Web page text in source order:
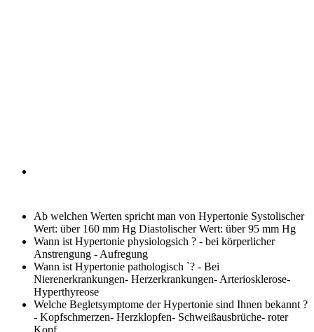
Ab welchen Werten spricht man von Hypertonie Systolischer
Wert: über 160 mm Hg Diastolischer Wert: über 95 mm Hg
Wann ist Hypertonie physiologsich ? - bei körperlicher
Anstrengung - Aufregung
Wann ist Hypertonie pathologisch `? - Bei
Nierenerkrankungen- Herzerkrankungen- Arteriosklerose-
Hyperthyreose
Welche Begletsymptome der Hypertonie sind Ihnen bekannt ?
- Kopfschmerzen- Herzklopfen- Schweißausbrüche- roter
Kopf